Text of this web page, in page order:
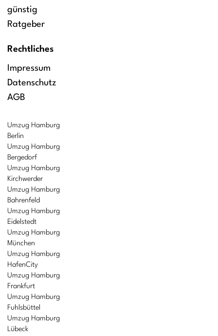
günstig
Ratgeber
Rechtliches
Impressum
Datenschutz
AGB
Umzug Hamburg
Berlin
Umzug Hamburg
Bergedorf
Umzug Hamburg
Kirchwerder
Umzug Hamburg
Bahrenfeld
Umzug Hamburg
Eidelstedt
Umzug Hamburg
München
Umzug Hamburg
HafenCity
Umzug Hamburg
Frankfurt
Umzug Hamburg
Fuhlsbüttel
Umzug Hamburg
Lübeck